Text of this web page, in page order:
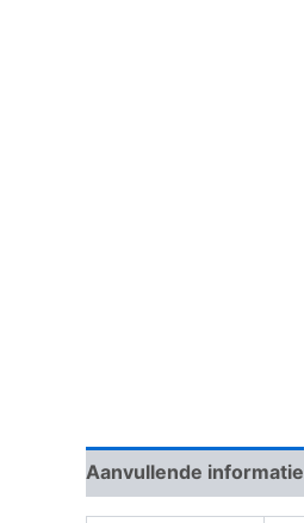
Aanvullende informatie